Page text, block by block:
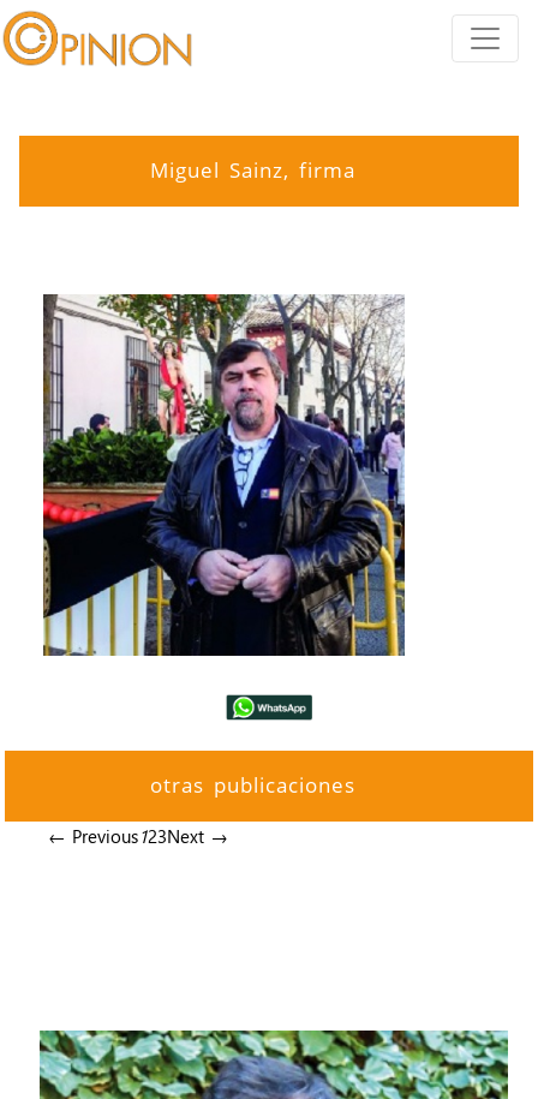
Miguel Sainz, firma
otras publicaciones
← Previous123Next →